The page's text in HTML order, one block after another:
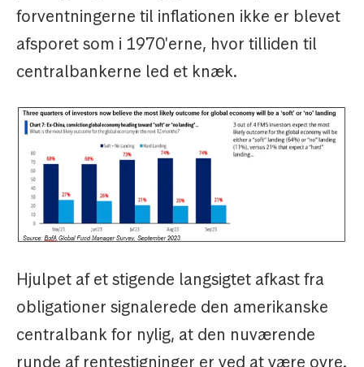
forventningerne til inflationen ikke er blevet
afsporet som i 1970'erne, hvor tilliden til
centralbankerne led et knæk.
Hjulpet af et stigende langsigtet afkast fra
obligationer signalerede den amerikanske
centralbank for nylig, at den nuværende
runde af rentestigninger er ved at være ovre.